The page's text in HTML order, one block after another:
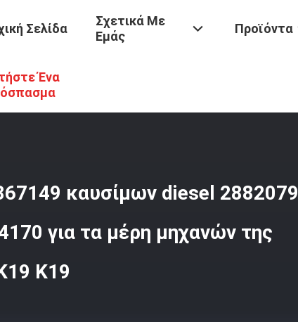
Σελίδα
Σχετικά Με
Εμάς
Προϊόντα
Ένα
/ Εγχυτήρας Diesel Της Cummins
καυσίμων diesel 2882079
για τα μέρη μηχανών της
K19